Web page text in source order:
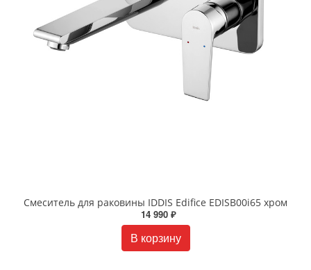
Смеситель для раковины IDDIS Edifice EDISB00i65 хром
14 990 ₽
В корзину